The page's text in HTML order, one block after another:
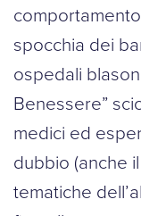
spocchia dei
ospedali
Benessere”
medici ed
dubbio (anche
tematiche